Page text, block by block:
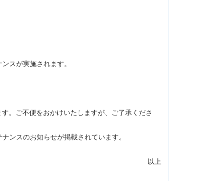
スが実施されます。
。ご不便をおかけいたしますが、ご了承くださ
ンスのお知らせが掲載されています。
以上